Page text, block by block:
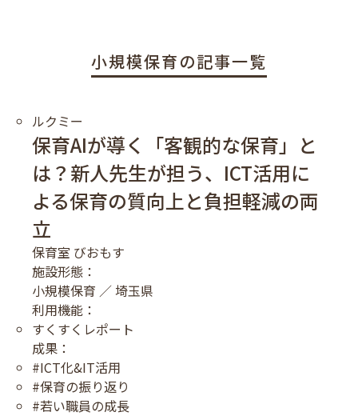
小規模保育の記事一覧
ルクミー
保育AIが導く「客観的な保育」と
は？新人先生が担う、ICT活用に
よる保育の質向上と負担軽減の両
立
保育室 びおもす
施設形態：
小規模保育 ／ 埼玉県
利用機能：
すくすくレポート
成果：
#ICT化&IT活用
#保育の振り返り
#若い職員の成長